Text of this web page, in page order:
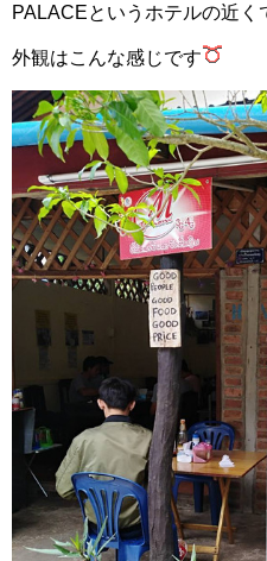
PALACEというホテルの近く
外観はこんな感じです